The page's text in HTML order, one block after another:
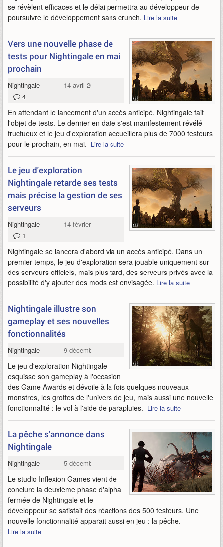
se révèlent efficaces et le délai permettra au développeur de
poursuivre le développement sans crunch. Lire la suite
Vers une nouvelle phase de
tests pour Nightingale en mai
prochain
Nightingale
14 avril 2023
4
En attendant le lancement d'un accès anticipé, Nightingale fait
l'objet de tests. Le dernier en date s'est manifestement révélé
fructueux et le jeu d'exploration accueillera plus de 7000 testeurs
pour le prochain, en mai. Lire la suite
Le jeu d'exploration
Nightingale retarde ses tests
mais précise la gestion de ses
serveurs
Nightingale
14 février 2023
1
Nightingale se lancera d'abord via un accès anticipé. Dans un
premier temps, le jeu d'exploration sera jouable uniquement sur
des serveurs officiels, mais plus tard, des serveurs privés avec la
possibilité d'y ajouter des mods est envisagée. Lire la suite
Nightingale illustre son
gameplay et ses nouvelles
fonctionnalités
Nightingale 9 décembre 2022
Le jeu d'exploration Nightingale
esquisse son gameplay à l'occasion
des Game Awards et dévoile à la fois quelques nouveaux
monstres, les grottes de l'univers de jeu, mais aussi une nouvelle
fonctionnalité : le vol à l'aide de parapluies. Lire la suite
La pêche s'annonce dans
Nightingale
Nightingale 5 décembre 2022
Le studio Inflexion Games vient de
conclure la deuxième phase d'alpha
fermée de Nightingale et le
développeur se satisfait des réactions des 500 testeurs. Une
nouvelle fonctionnalité apparait aussi en jeu : la pêche.
Lire la suite